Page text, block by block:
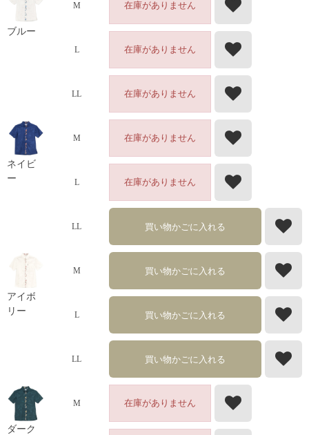
ブルー
M 在庫がありません
L 在庫がありません
LL 在庫がありません
ネイビ
ー
M 在庫がありません
L 在庫がありません
LL 買い物かごに入れる
アイボ
リー
M 買い物かごに入れる
L 買い物かごに入れる
LL 買い物かごに入れる
ダーク
M 在庫がありません